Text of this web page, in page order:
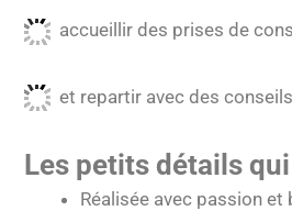
accueillir des prises de
et repartir avec des
Les petits détails
Réalisée avec passion et